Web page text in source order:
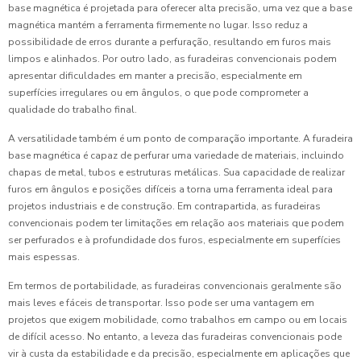
base magnética é projetada para oferecer alta precisão, uma vez que a base
magnética mantém a ferramenta firmemente no lugar. Isso reduz a
possibilidade de erros durante a perfuração, resultando em furos mais
limpos e alinhados. Por outro lado, as furadeiras convencionais podem
apresentar dificuldades em manter a precisão, especialmente em
superfícies irregulares ou em ângulos, o que pode comprometer a
qualidade do trabalho final.
A versatilidade também é um ponto de comparação importante. A furadeira
base magnética é capaz de perfurar uma variedade de materiais, incluindo
chapas de metal, tubos e estruturas metálicas. Sua capacidade de realizar
furos em ângulos e posições difíceis a torna uma ferramenta ideal para
projetos industriais e de construção. Em contrapartida, as furadeiras
convencionais podem ter limitações em relação aos materiais que podem
ser perfurados e à profundidade dos furos, especialmente em superfícies
mais espessas.
Em termos de portabilidade, as furadeiras convencionais geralmente são
mais leves e fáceis de transportar. Isso pode ser uma vantagem em
projetos que exigem mobilidade, como trabalhos em campo ou em locais
de difícil acesso. No entanto, a leveza das furadeiras convencionais pode
vir à custa da estabilidade e da precisão, especialmente em aplicações que